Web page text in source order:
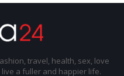
travel, health, sex, love
a fuller and happier life.